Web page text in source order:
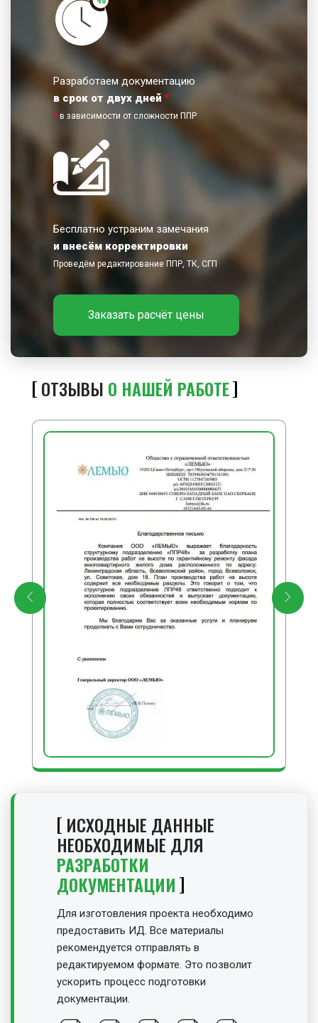
Разработаем документацию
в срок от двух дней *
* в зависимости от сложности ППР
Бесплатно устраним замечания
и внесём корректировки
Проведём редактирование ППР, ТК, СГП
Заказать расчёт цены
ОТЗЫВЫ О НАШЕЙ РАБОТЕ
ИСХОДНЫЕ ДАННЫЕ
НЕОБХОДИМЫЕ ДЛЯ
РАЗРАБОТКИ
ДОКУМЕНТАЦИИ
Для изготовления проекта необходимо
предоставить ИД. Все материалы
рекомендуется отправлять в
редактируемом формате. Это позволит
ускорить процесс подготовки
документации.